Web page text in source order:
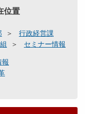
位置
行政経営課
セミナー情報
報